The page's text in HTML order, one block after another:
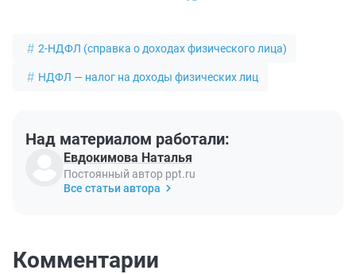
2-НДФЛ (справка о доходах физического лица)
НДФЛ — налог на доходы физических лиц
Над материалом работали:
Евдокимова Наталья
Постоянный автор ppt.ru
Все статьи автора
Комментарии